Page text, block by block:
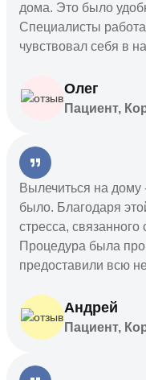
дома. Это было
Специалисты
чувствовал себя в
Олег
Пациент,
Вылечиться на дому
было. Благодаря
стресса,
Процедура была
предоставили всю
Андрей
Пациент,